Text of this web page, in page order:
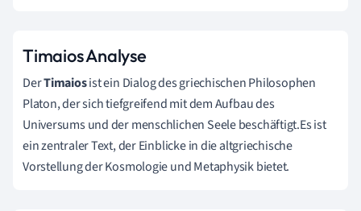
Timaios Analyse
DerTimaiosist ein Dialog des griechischen Philosophen
Platon, der sich tiefgreifend mit dem Aufbau des
Universums und der menschlichen Seele beschäftigt.Es ist
ein zentraler Text, der Einblicke in die altgriechische
Vorstellung der Kosmologie und Metaphysik bietet.